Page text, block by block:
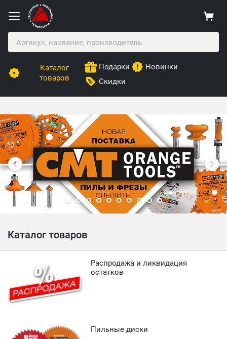
Каталог
товаров
Подарки
Новинки
Скидки
Столярные Мебельные Технологии
Каталог товаров
Распродажа и ликвидация
остатков
Пильные диски